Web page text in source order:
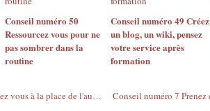
Conseil numéro 50
Ressourcez vous pour ne
pas sombrer dans la
routine
Conseil numéro 49 Créez
un blog, un wiki, pensez
votre service après
formation
Conseil numéro 5 : Mettez vous à la place de l'autre faites preuve d'empathie